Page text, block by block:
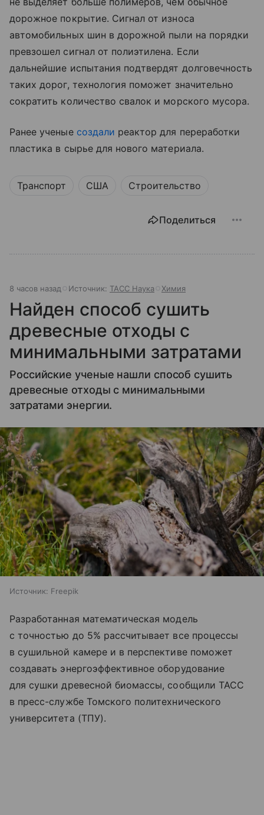
дорожное покрытие. Сигнал от износа
автомобильных шин в дорожной пыли на порядки
превзошел сигнал от полиэтилена. Если
дальнейшие испытания подтвердят долговечность
таких дорог, технология поможет значительно
сократить количество свалок и морского мусора.
Ранее ученые создали реактор для переработки
пластика в сырье для нового материала.
Транспорт США Строительство
Поделиться
8 часов назад Источник: ТАСС Наука Химия
Найден способ сушить
древесные отходы с
минимальными затратами
Российские ученые нашли способ сушить
древесные отходы с минимальными
затратами энергии.
Источник: Freepik
Разработанная математическая модель
с точностью до 5% рассчитывает все процессы
в сушильной камере и в перспективе поможет
создавать энергоэффективное оборудование
для сушки древесной биомассы, сообщили ТАСС
в пресс-службе Томского политехнического
университета (ТПУ).